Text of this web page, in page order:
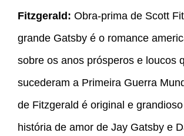
Fitzgerald: Obra-prima de Scott
grande Gatsby é o romance
sobre os anos prósperos e loucos
sucederam a Primeira Guerra
de Fitzgerald é original e
história de amor de Jay Gatsby e